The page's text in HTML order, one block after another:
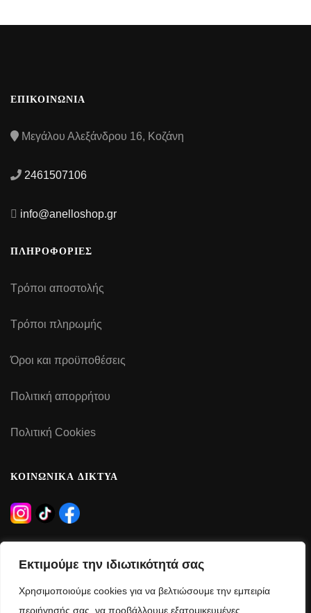
Εκτιμούμε την ιδιωτικότητά σας
Χρησιμοποιούμε cookies για να βελτιώσουμε την εμπειρία
περιήγησής σας, να προβάλλουμε εξατομικευμένες
ΕΠΙΚΟΙΝΩΝΙΑ
Μεγάλου Αλεξάνδρου 16, Κοζάνη
2461507106
info@anelloshop.gr
ΠΛΗΡΟΦΟΡΙΕΣ
Τρόποι αποστολής
Τρόποι πληρωμής
Όροι και προϋποθέσεις
Πολιτική απορρήτου
Πολιτική Cookies
ΚΟΙΝΩΝΙΚΑ ΔΙΚΤΥΑ
Δευτέρα – Τρίτη – Πέμπτη – Παρασκευή:
09:00 – 21:00